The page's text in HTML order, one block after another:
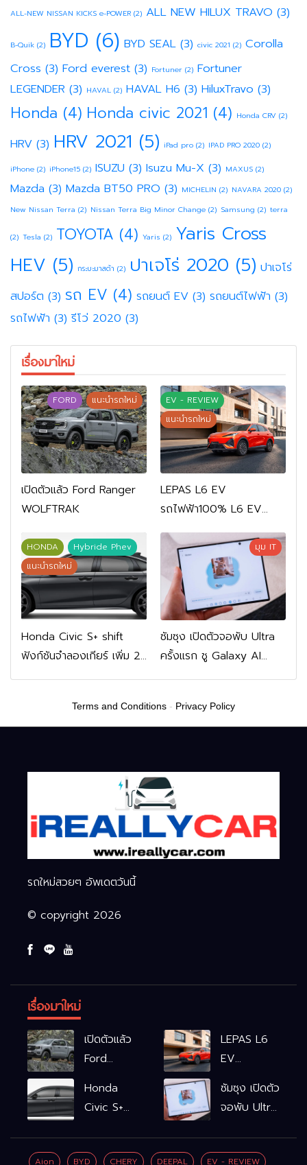
ALL-NEW NISSAN KICKS e-POWER (2) ALL NEW HILUX TRAVO (3)
B-Quik (2) BYD (6) BYD SEAL (3) civic 2021 (2) Corolla
Cross (3) Ford everest (3) Fortuner (2) Fortuner
LEGENDER (3) HAVAL (2) HAVAL H6 (3) HiluxTravo (3)
Honda (4) Honda civic 2021 (4) Honda CRV (2)
HRV (3) HRV 2021 (5) iPad pro (2) IPAD PRO 2020 (2)
iPhone (2) iPhone15 (2) ISUZU (3) Isuzu Mu-X (3) MAXUS (2)
Mazda (3) Mazda BT50 PRO (3) MICHELIN (2) NAVARA 2020 (2)
New Nissan Terra (2) Nissan Terra Big Minor Change (2) Samsung (2) terra
(2) Tesla (2) TOYOTA (4) Yaris (2) Yaris Cross
HEV (5) กระบะมาสด้า (2) ปาเจโร่ 2020 (5) ปาเจโร่
สปอร์ต (3) รถ EV (4) รถยนต์ EV (3) รถยนต์ไฟฟ้า (3)
รถไฟฟ้า (3) รีโว่ 2020 (3)
เรื่องมาใหม่
FORD แนะนำรถใหม่
เปิดตัวแล้ว Ford Ranger
WOLFTRAK
EV - REVIEW
แนะนำรถใหม่
LEPAS L6 EV
รถไฟฟ้า100% L6 EV
บาท L6 EV Premium
FWD 799,900 บาท
HONDA
Hybride Phev
แนะนำรถใหม่
Honda Civic S+ shift
ฟังก์ชันจำลองเกียร์ เพิ่ม 2
มุม IT
ซัมซุง เปิดตัวจอพับ Ultra
ครั้งแรก ชู Galaxy AI
Terms and Conditions - Privacy Policy
รถใหม่สวยๆ อัพเดตวันนี้
© copyright 2026
เรื่องมาใหม่
เปิดตัวแล้ว
Ford
WOLFTRAK
LEPAS L6
EV
L6 EV
Comfort
FWD
769,900
Honda
Civic S+
ซัมซุง เปิดตัว
จอพับ Ultra
Aion BYD CHERY DEEPAL EV - REVIEW